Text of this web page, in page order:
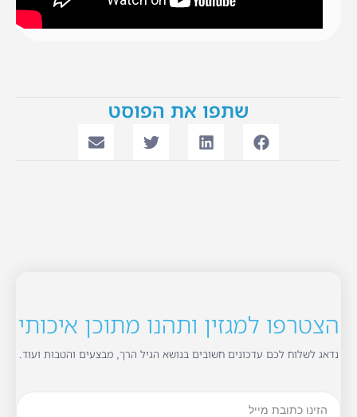
שתפו את הפוסט
הצטרפו למגזין ותהנו מתוכן איכותי
נדאג לשלוח לכם עדכונים חשובים בנושא הגיל הרך, מבצעים והטבות ועוד.